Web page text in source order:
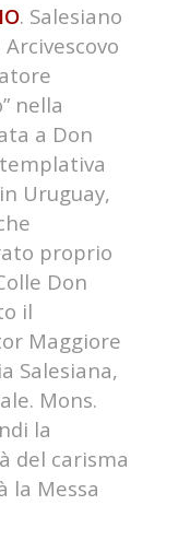
. Salesiano
nella
a Don
Uruguay,
proprio
Don
il
Maggiore
Salesiana,
Mons.
la
del carisma
la Messa